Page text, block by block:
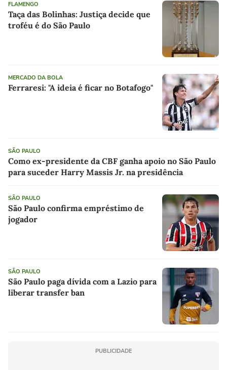
FLAMENGO
Taça das Bolinhas: Justiça decide que
troféu é do São Paulo
MERCADO DA BOLA
Ferraresi: "A ideia é ficar no Botafogo"
SÃO PAULO
Como ex-presidente da CBF ganha apoio no São Paulo
para suceder Harry Massis Jr. na presidência
SÃO PAULO
São Paulo confirma empréstimo de
jogador
SÃO PAULO
São Paulo paga dívida com a Lazio para
liberar transfer ban
PUBLICIDADE